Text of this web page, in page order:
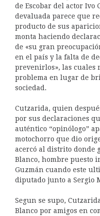
de Escobar del actor Ivo
devaluada parece que
producto de sus
monta haciendo
de «su gran
en el país y la falta de
prevenirlos», las cuales
problema en lugar de
sociedad.
Cutzarida, quien
por sus declaraciones
auténtico “opinólogo”
motochorro que dio
acercó al distrito donde
Blanco, hombre puesto
Guzmán cuando este
diputado junto a Sergio
Segun se supo,
Blanco por amigos en